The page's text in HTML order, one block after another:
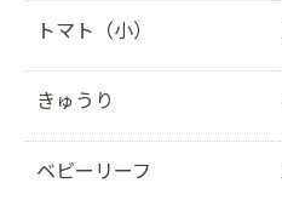
トマト（小）
きゅうり
ベビーリーフ